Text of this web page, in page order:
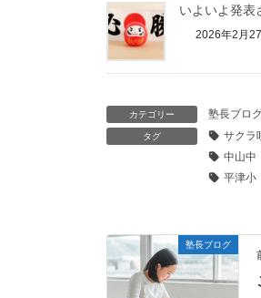
いよいよ発表
2026年2月
カテゴリー 塾長ブロ
タグ サクラ
中山中
平津小
塾長ブログ